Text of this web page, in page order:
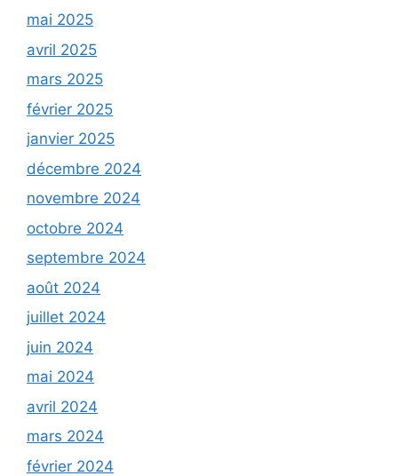
mai 2025
avril 2025
mars 2025
février 2025
janvier 2025
décembre 2024
novembre 2024
octobre 2024
septembre 2024
août 2024
juillet 2024
juin 2024
mai 2024
avril 2024
mars 2024
février 2024